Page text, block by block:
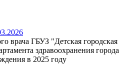
врача ГБУЗ "Детская городская
здравоохранения города
в 2025 году